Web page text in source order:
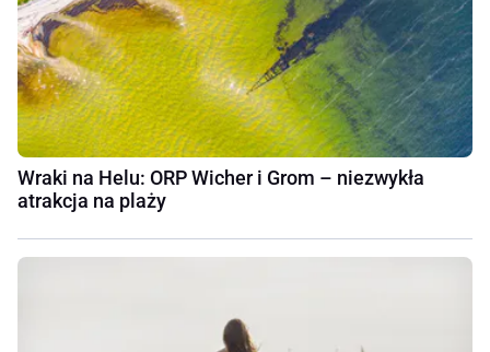
Wraki na Helu: ORP Wicher i Grom – niezwykła
atrakcja na plaży